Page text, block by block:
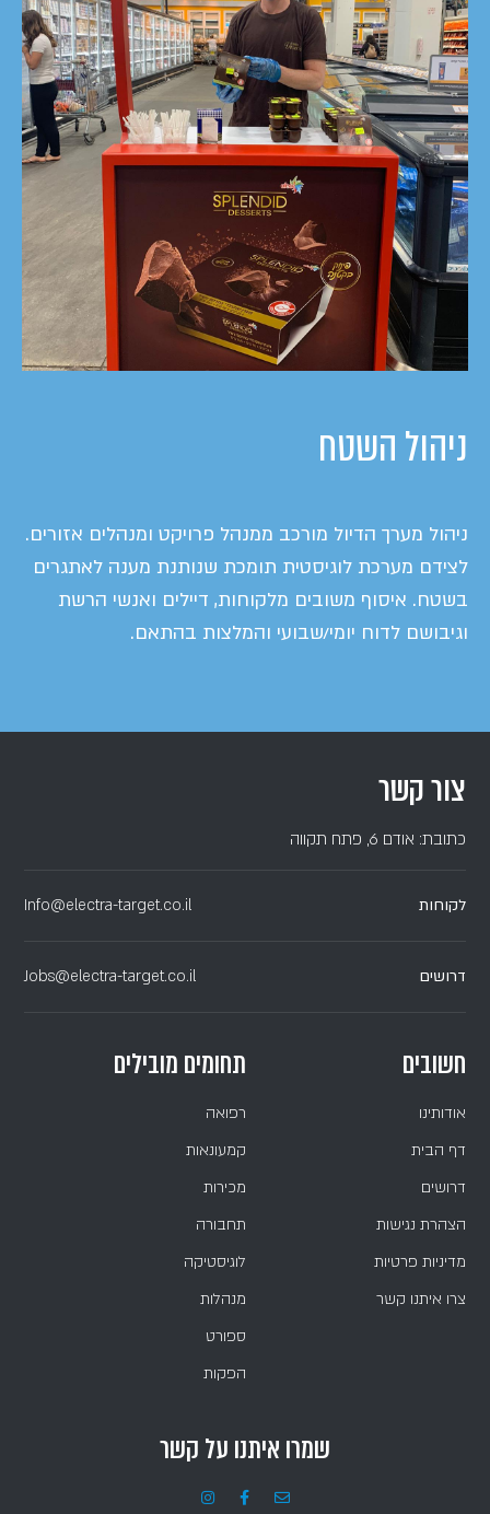
ניהול השטח
ניהול מערך הדיול מורכב ממנהל פרויקט ומנהלים אזורים.
לצידם מערכת לוגיסטית תומכת שנותנת מענה לאתגרים
בשטח. איסוף משובים מלקוחות, דיילים ואנשי הרשת
וגיבושם לדוח יומי/שבועי והמלצות בהתאם.
צור קשר
כתובת: אודם 6, פתח תקווה
לקוחות Info@electra-target.co.il
דרושים Jobs@electra-target.co.il
חשובים
אודותינו
דף הבית
דרושים
הצהרת נגישות
מדיניות פרטיות
צרו איתנו קשר
תחומים מובילים
רפואה
קמעונאות
מכירות
תחבורה
לוגיסטיקה
מנהלות
ספורט
הפקות
שמרו איתנו על קשר